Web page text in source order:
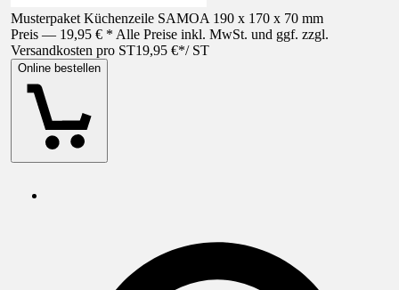
Musterpaket Küchenzeile SAMOA 190 x 170 x 70 mm
Preis — 19,95 € * Alle Preise inkl. MwSt. und ggf. zzgl.
Versandkosten pro ST19,95 €*/ ST
Online bestellen